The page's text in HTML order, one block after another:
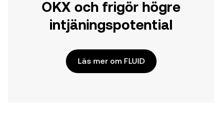
OKX och frigör högre
intjäningspotential
Läs mer om FLUID